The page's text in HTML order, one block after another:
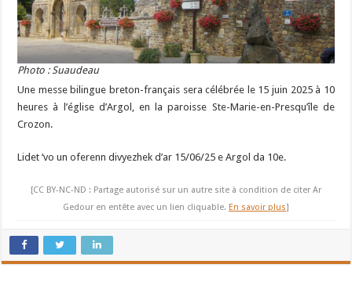
Photo : Suaudeau
Une messe bilingue breton-français sera célébrée le 15 juin 2025 à 10
heures à l’église d’Argol, en la paroisse Ste-Marie-en-Presqu’île de
Crozon.
Lidet ‘vo un oferenn divyezhek d’ar 15/06/25 e Argol da 10e.
[CC BY-NC-ND : Partage autorisé sur un autre site à condition de citer Ar
Gedour en entête avec un lien cliquable. En savoir plus]